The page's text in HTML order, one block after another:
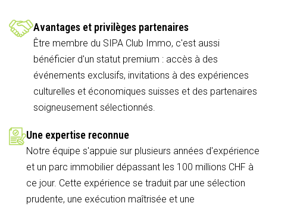
Avantages et privilèges partenaires
Être membre du SIPA Club Immo, c'est aussi
bénéficier d'un statut premium : accès à des
événements exclusifs, invitations à des expériences
culturelles et économiques suisses et des partenaires
soigneusement sélectionnés.
Une expertise reconnue
Notre équipe s'appuie sur plusieurs années d'expérience
et un parc immobilier dépassant les 100 millions CHF à
ce jour. Cette expérience se traduit par une sélection
prudente, une exécution maîtrisée et une